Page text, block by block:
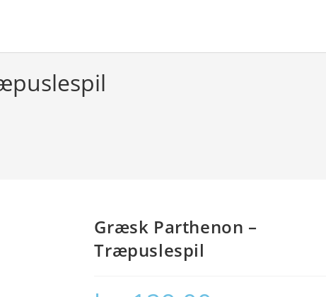
Græsk Parthenon –
Træpuslespil